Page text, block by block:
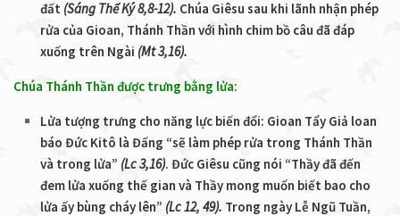
đất (Sáng Thế Ký 8,8-12). Chúa Giêsu sau khi lãnh nhận phép
rửa của Gioan, Thánh Thần với hình chim bồ câu đã đáp
xuống trên Ngài (Mt 3,16).
Chúa Thánh Thần được trưng bằng lửa:
Lửa tượng trưng cho năng lực biến đổi: Gioan Tẩy Giả loan
báo Đức Kitô là Đấng “sẽ làm phép rửa trong Thánh Thần
và trong lửa” (Lc 3,16). Đức Giêsu cũng nói “Thầy đã đến
đem lửa xuống thế gian và Thầy mong muốn biết bao cho
lửa ấy bùng cháy lên” (Lc 12, 49). Trong ngày Lễ Ngũ Tuần,